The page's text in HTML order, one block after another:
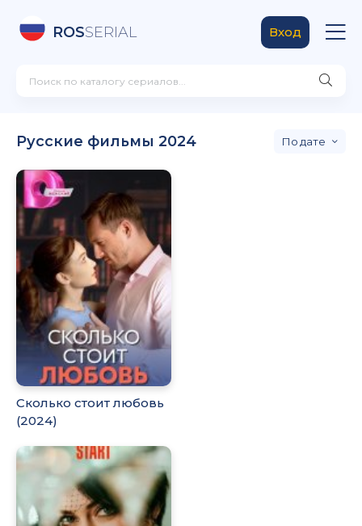
ROSSERIAL Вход
Русские фильмы 2024 дате
Сколько стоит любовь
(2024)